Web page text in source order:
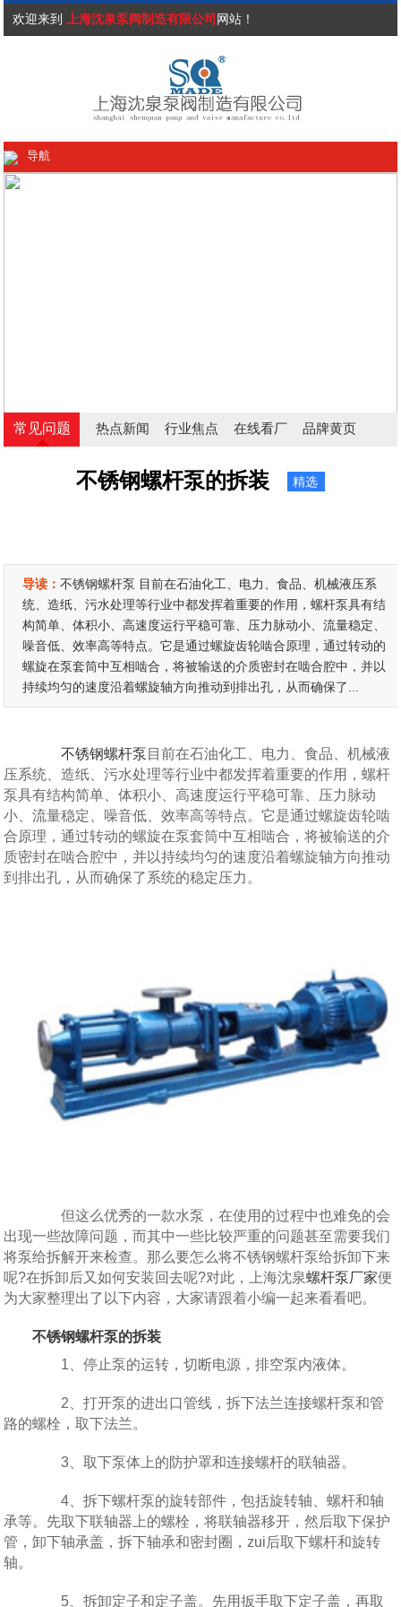
欢迎来到 上海沈泉泵阀制造有限公司 网站！
导航
常见问题 热点新闻 行业焦点 在线看厂 品牌黄页
不锈钢螺杆泵的拆装 精选
导读：不锈钢螺杆泵 目前在石油化工、电力、食品、机械液压系
统、造纸、污水处理等行业中都发挥着重要的作用，螺杆泵具有结
构简单、体积小、高速度运行平稳可靠、压力脉动小、流量稳定、
噪音低、效率高等特点。它是通过螺旋齿轮啮合原理，通过转动的
螺旋在泵套筒中互相啮合，将被输送的介质密封在啮合腔中，并以
持续均匀的速度沿着螺旋轴方向推动到排出孔，从而确保了...
不锈钢螺杆泵 目前在石油化工、电力、食品、机械液
压系统、造纸、污水处理等行业中都发挥着重要的作用，螺杆
泵具有结构简单、体积小、高速度运行平稳可靠、压力脉动
小、流量稳定、噪音低、效率高等特点。它是通过螺旋齿轮啮
合原理，通过转动的螺旋在泵套筒中互相啮合，将被输送的介
质密封在啮合腔中，并以持续均匀的速度沿着螺旋轴方向推动
到排出孔，从而确保了系统的稳定压力。
但这么优秀的一款水泵，在使用的过程中也难免的会
出现一些故障问题，而其中一些比较严重的问题甚至需要我们
将泵给拆解开来检查。那么要怎么将不锈钢螺杆泵给拆卸下来
呢?在拆卸后又如何安装回去呢?对此，上海沈泉螺杆泵厂家便
为大家整理出了以下内容，大家请跟着小编一起来看看吧。
不锈钢螺杆泵的拆装
1、停止泵的运转，切断电源，排空泵内液体。
2、打开泵的进出口管线，拆下法兰连接螺杆泵和管
路的螺栓，取下法兰。
3、取下泵体上的防护罩和连接螺杆的联轴器。
4、拆下螺杆泵的旋转部件，包括旋转轴、螺杆和轴
承等。先取下联轴器上的螺栓，将联轴器移开，然后取下保护
管，卸下轴承盖，拆下轴承和密封圈，zui后取下螺杆和旋转
轴。
5、拆卸定子和定子盖。先用扳手取下定子盖，再取